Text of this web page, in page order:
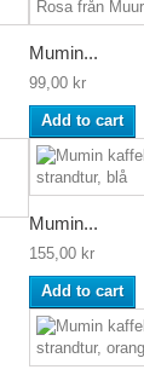
Mumin...
99,00 kr
Add to cart
Mumin...
155,00 kr
Add to cart